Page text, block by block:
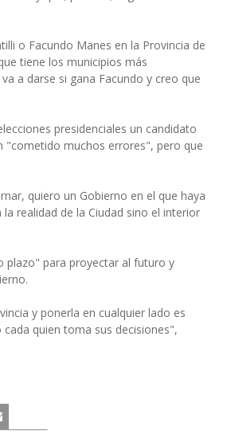
o Facundo Manes en la Provincia de
tiene los municipios más
a darse si gana Facundo y creo que
presidenciales un candidato
"cometido muchos errores", pero que
quiero un Gobierno en el que haya
realidad de la Ciudad sino el interior
plazo" para proyectar al futuro y
y ponerla en cualquier lado es
quien toma sus decisiones",